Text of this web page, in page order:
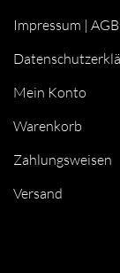
Impressum | AGB
Mein Konto
Warenkorb
Zahlungsweisen
Versand